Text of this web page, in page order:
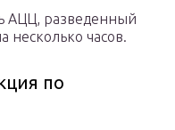
АЦЦ, разведенный
несколько часов.
по